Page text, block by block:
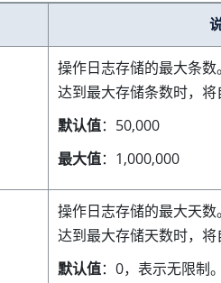
操作日志存储的最大条数
达到最大存储条数时，
默认值：50,000
最大值：1,000,000
操作日志存储的最大天数
达到最大存储天数时，
默认值：0，表示无限制